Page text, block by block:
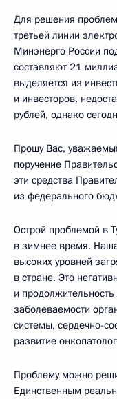
Для решения
третьей линии
Минэнерго России
составляют 21
выделяется из
и инвесторов,
рублей, однако
Прошу Вас,
поручение
эти средства
из федерального
Острой проблемой в
в зимнее время.
высоких уровней
в стране. Это
и
заболеваемости
системы, сердечно-
развитие
Проблему можно
Единственным